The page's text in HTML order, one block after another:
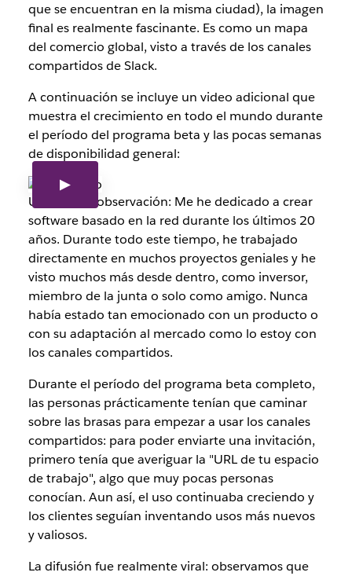
que se encuentran en la misma ciudad), la imagen
final es realmente fascinante. Es como un mapa
del comercio global, visto a través de los canales
compartidos de Slack.
A continuación se incluye un video adicional que
muestra el crecimiento en todo el mundo durante
el período del programa beta y las pocas semanas
de disponibilidad general:
Una última observación: Me he dedicado a crear
software basado en la red durante los últimos 20
años. Durante todo este tiempo, he trabajado
directamente en muchos proyectos geniales y he
visto muchos más desde dentro, como inversor,
miembro de la junta o solo como amigo. Nunca
había estado tan emocionado con un producto o
con su adaptación al mercado como lo estoy con
los canales compartidos.
Durante el período del programa beta completo,
las personas prácticamente tenían que caminar
sobre las brasas para empezar a usar los canales
compartidos: para poder enviarte una invitación,
primero tenía que averiguar la "URL de tu espacio
de trabajo", algo que muy pocas personas
conocían. Aun así, el uso continuaba creciendo y
los clientes seguían inventando usos más nuevos
y valiosos.
La difusión fue realmente viral: observamos que